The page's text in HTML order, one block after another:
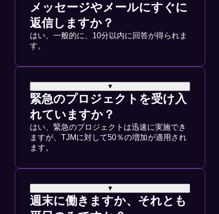
メッセージやメールにすぐに
返信しますか？
はい、一般的に、10分以内に回答が得られま
す。
▼
緊急のプロジェクトを受け入
れていますか？
はい、緊急のプロジェクトは迅速に実施でき
ますが、TJMに対して50％の増加が適用され
ます。
▼
週末に働きますか、それとも